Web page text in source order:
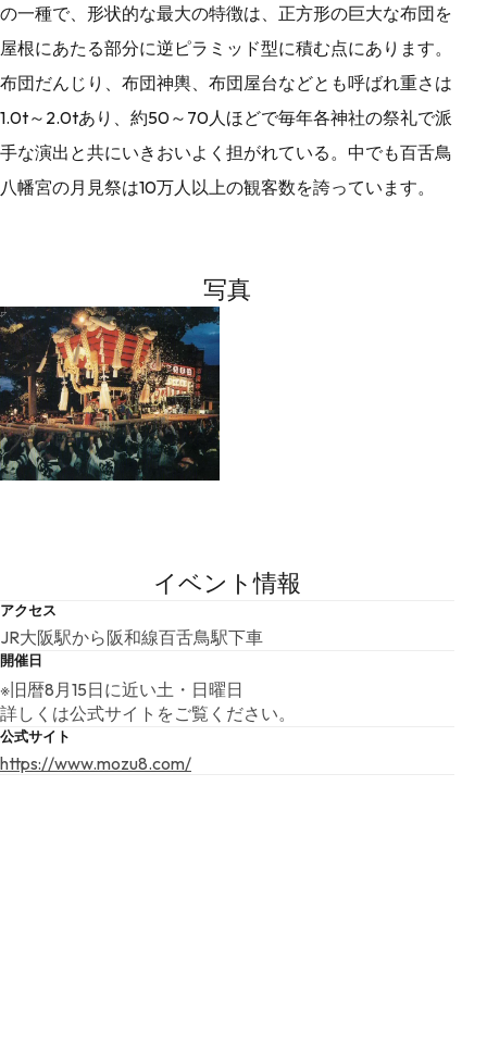
の一種で、形状的な最大の特徴は、正方形の巨大な布団を
屋根にあたる部分に逆ピラミッド型に積む点にあります。
布団だんじり、布団神輿、布団屋台などとも呼ばれ重さは
1.0t～2.0tあり、約50～70人ほどで毎年各神社の祭礼で派
手な演出と共にいきおいよく担がれている。中でも百舌鳥
八幡宮の月見祭は10万人以上の観客数を誇っています。
写真
イベント情報
アクセス
JR大阪駅から阪和線百舌鳥駅下車
開催日
※旧暦8月15日に近い土・日曜日
詳しくは公式サイトをご覧ください。
公式サイト
https://www.mozu8.com/